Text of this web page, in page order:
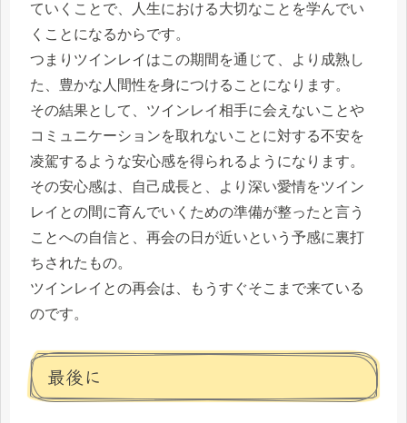
ていくことで、人生における大切なことを学んでい
くことになるからです。
つまりツインレイはこの期間を通じて、より成熟し
た、豊かな人間性を身につけることになります。
その結果として、ツインレイ相手に会えないことや
コミュニケーションを取れないことに対する不安を
凌駕するような安心感を得られるようになります。
その安心感は、自己成長と、より深い愛情をツイン
レイとの間に育んでいくための準備が整ったと言う
ことへの自信と、再会の日が近いという予感に裏打
ちされたもの。
ツインレイとの再会は、もうすぐそこまで来ている
のです。
最後に